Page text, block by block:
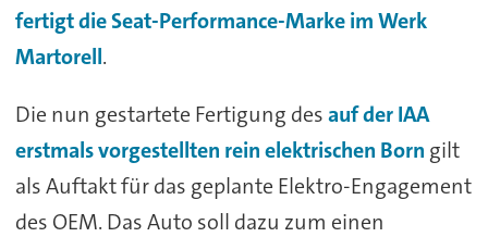
fertigt die Seat-Performance-Marke im Werk
Martorell.
Die nun gestartete Fertigung desauf der IAA
erstmals vorgestellten rein elektrischen Born gilt
als Auftakt für das geplante Elektro-Engagement
des OEM. Das Auto soll dazu zum einen